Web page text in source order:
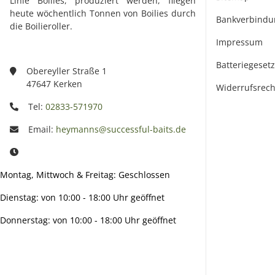
heute wöchentlich Tonnen von Boilies durch
die Boilieroller.
Obereyller Straße 1
47647 Kerken
Tel: 02833-571970
Email: heymanns@successful-baits.de
Montag, Mittwoch & Freitag: Geschlossen
Dienstag: von 10:00 - 18:00 Uhr geöffnet
Donnerstag: von 10:00 - 18:00 Uhr geöffnet
Impressum